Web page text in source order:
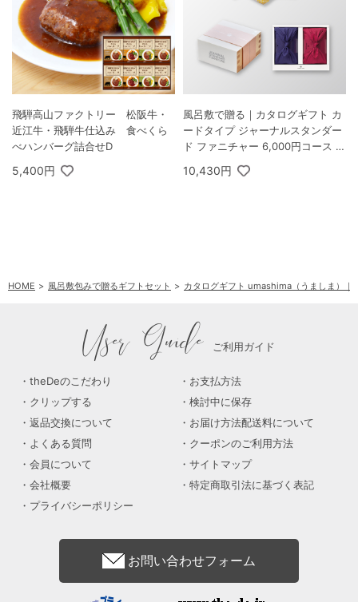
飛騨高山ファクトリー 松阪牛・
近江牛・飛騨牛仕込み 食べくら
べハンバーグ詰合せD
5,400円
風呂敷で贈る｜カタログギフト カ
ードタイプ ジャーナルスタンダー
ド ファニチャー 6,000円コース 桜
10,430円
HOME 風呂敷包みで贈るギフトセット カタログギフト umashima（うましま）｜
User Guide ご利用ガイド
theDeのこだわり
お支払方法
クリップする
検討中に保存
返品交換について
お届け方法配送料について
よくある質問
クーポンのご利用方法
会員について
サイトマップ
会社概要
特定商取引法に基づく表記
プライバシーポリシー
お問い合わせフォーム